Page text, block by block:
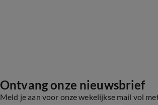
Ontvang onze nieuwsbrief
Meld je aan voor onze wekelijkse mail vol